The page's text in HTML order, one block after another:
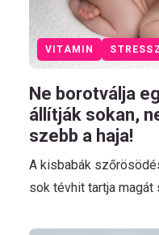
VITAMIN STRESSZ
Ne borotválja
állítják sokan,
szebb a haja!
A kisbabák
sok tévhit tartja magát